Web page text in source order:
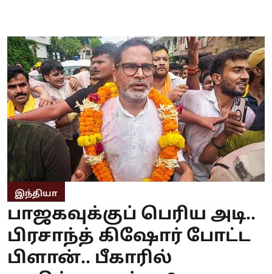
இந்தியா
பாஜகவுக்குப் பெரிய அடி..
பிரசாந்த் கிஷோர் போட்ட
பிளான்.. பீகாரில்